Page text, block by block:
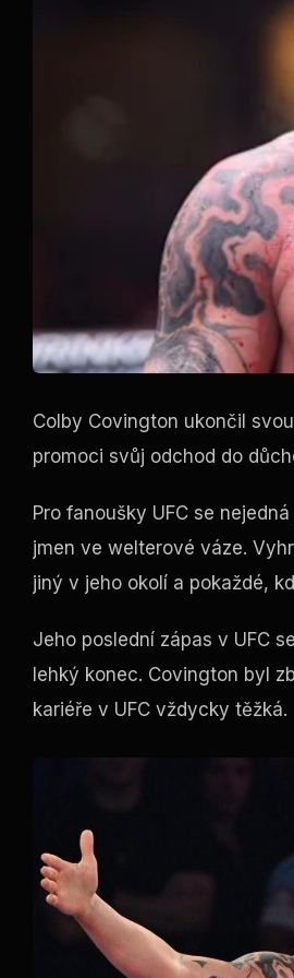
Colby Covington ukončil
promoci svůj odchod do
Pro fanoušky UFC se
jmen ve welterové váze.
jiný v jeho okolí a pokaždé,
Jeho poslední zápas v UFC
lehký konec. Covington byl
kariéře v UFC vždycky těžká.